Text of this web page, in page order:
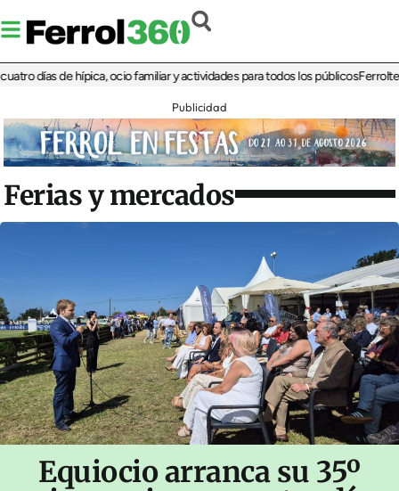
de hípica, ocio familiar y actividades para todos los públicosFerrolterra
Publicidad
Ferias y mercados
Equiocio arranca su 35º